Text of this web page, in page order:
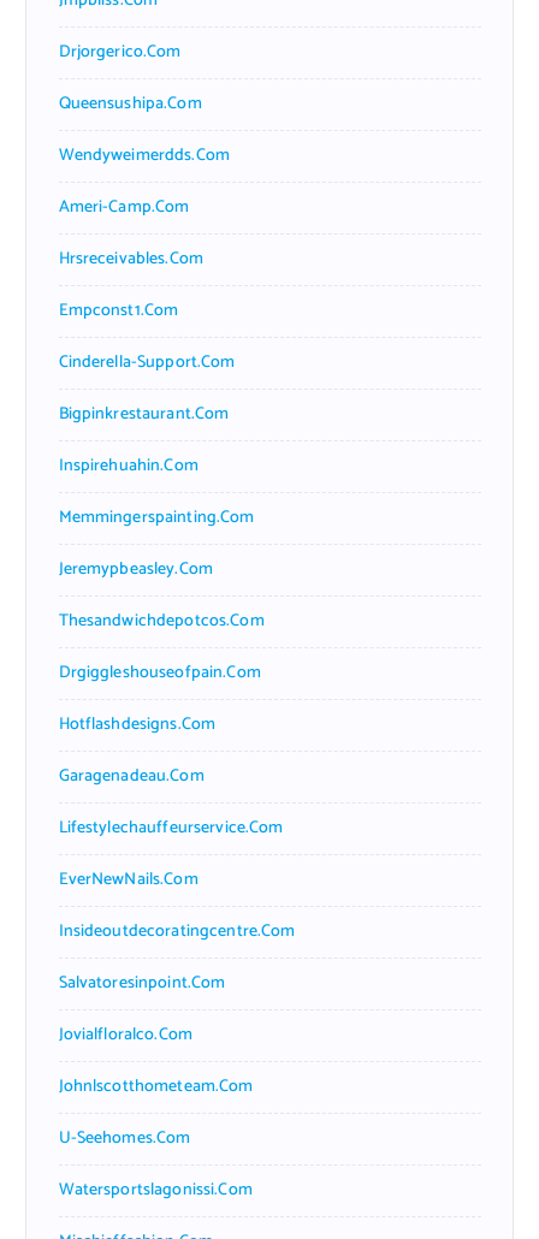
Drjorgerico.com
Queensushipa.com
Wendyweimerdds.com
Ameri-Camp.com
Hrsreceivables.com
Empconst1.com
Cinderella-Support.com
Bigpinkrestaurant.com
Inspirehuahin.com
Memmingerspainting.com
Jeremypbeasley.com
Thesandwichdepotcos.com
Drgiggleshouseofpain.com
Hotflashdesigns.com
Garagenadeau.com
Lifestylechauffeurservice.com
EverNewNails.com
Insideoutdecoratingcentre.com
Salvatoresinpoint.com
Jovialfloralco.com
Johnlscotthometeam.com
U-Seehomes.com
Watersportslagonissi.com